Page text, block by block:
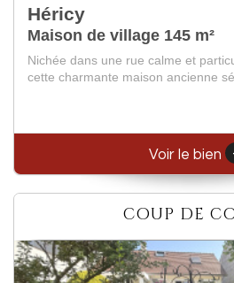
Fontainebleau
Appartement 47.73 m²
Fontainebleau centre, un havre de
ville. En franchissant un porche
Voir le bien
COUP DE